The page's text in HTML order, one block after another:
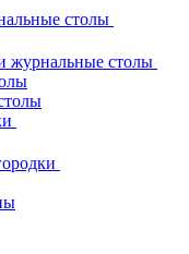
столы
журнальные столы